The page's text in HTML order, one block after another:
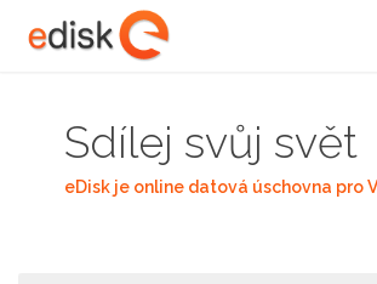
Sdílej svůj svět
eDisk je online datová úschovna pro